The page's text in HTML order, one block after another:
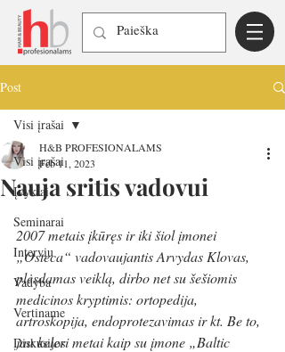
Post
Visi įrašai
Įvykiai
Seminarai
Interviu
Vadyba
Vertiname
Diskusijos
Visi įrašai
Nauja sritis vadovui
H&B PROFESIONALAMS
Feb 11, 2023
2007 metais įkūręs ir iki šiol įmonei
„Osteca“ vadovaujantis Arvydas Klovas,
plėsdamas veiklą, dirbo net su šešiomis
medicinos kryptimis: ortopedija,
artroskopija, endoprotezavimas ir kt. Be to,
jau keleri metai kaip su įmone „Baltic